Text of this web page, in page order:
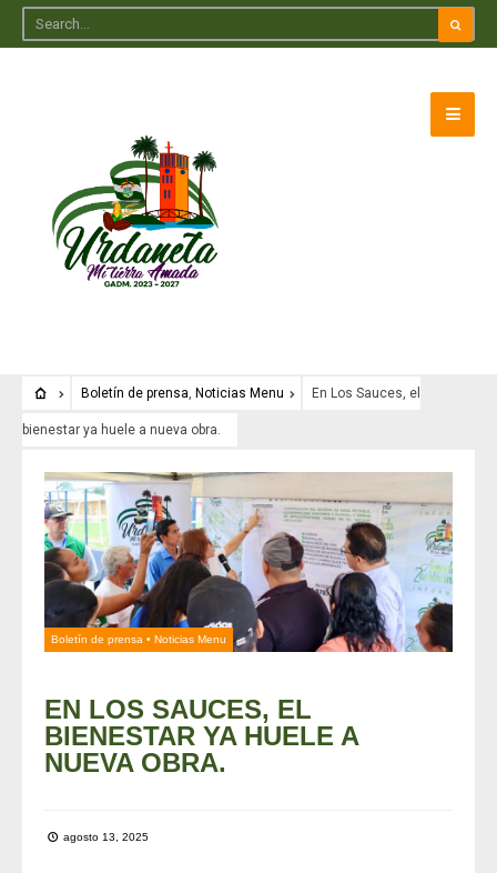
Boletín de prensa, Noticias Menu En Los Sauces, el
bienestar ya huele a nueva obra.
Boletín de prensa • Noticias Menu
EN LOS SAUCES, EL
BIENESTAR YA HUELE A
NUEVA OBRA.
agosto 13, 2025